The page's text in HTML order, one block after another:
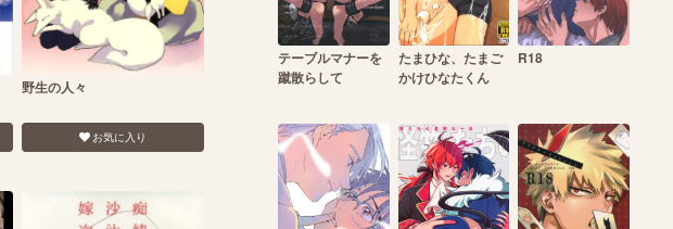
野生の人々
お気に入り
テーブルマナーを
蹴散らして
たまひな、たまご
かけひなたくん
R18